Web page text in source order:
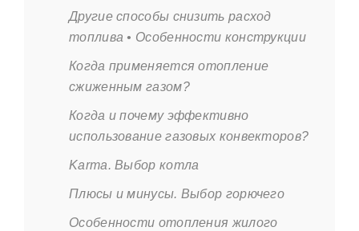
Другие способы снизить расход
топлива • Особенности конструкции
Когда применяется отопление
сжиженным газом?
Когда и почему эффективно
использование газовых конвекторов?
Karma. Выбор котла
Плюсы и минусы. Выбор горючего
Особенности отопления жилого